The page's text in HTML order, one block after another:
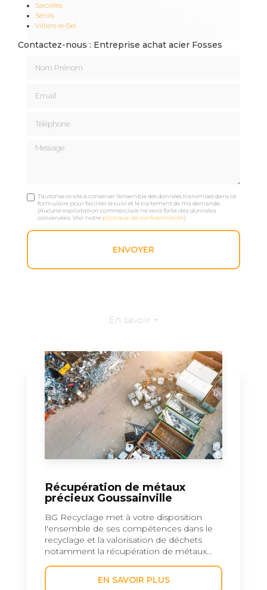
Sarcelles
Senlis
Villiers-le-Bel
Contactez-nous : Entreprise achat acier Fosses
Message
J'autorise ce site à conserver l'ensemble des données transmises dans ce
formulaire pour faciliter le suivi et le traitement de ma demande.
(Aucune exploitation commerciale ne sera faite des données
conservées. Voir notrepolitique de confidentialité)
En savoir +
Récupération de métaux
précieux Goussainville
BG Recyclage met à votre disposition
l'ensemble de ses compétences dans le
recyclage et la valorisation de déchets
notamment la récupération de métaux...
EN SAVOIR PLUS